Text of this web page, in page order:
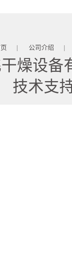
| 公司介绍 |
燥设备
技术支